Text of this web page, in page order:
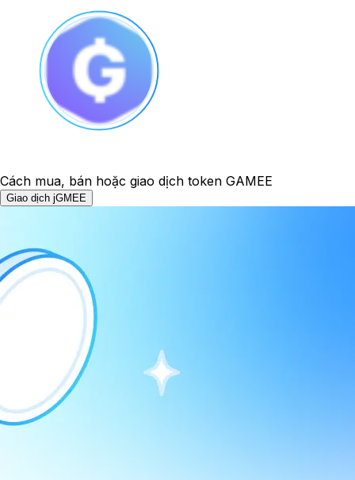
Cách mua, bán hoặc giao dịch token GAMEE
Giao dịch jGMEE